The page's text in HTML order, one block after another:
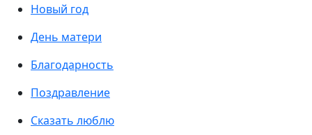
Новый год
День матери
Благодарность
Поздравление
Сказать люблю